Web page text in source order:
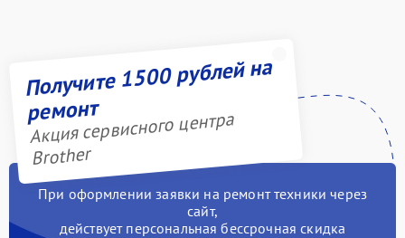
Получите 1500 рублей на
ремонт
Акция сервисного центра
Brother
При оформлении заявки на ремонт техники через
сайт,
действует персональная бессрочная скидка